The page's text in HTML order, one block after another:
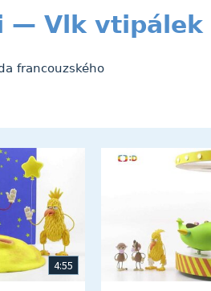
— Vlk vtipálek
francouzského
4:55